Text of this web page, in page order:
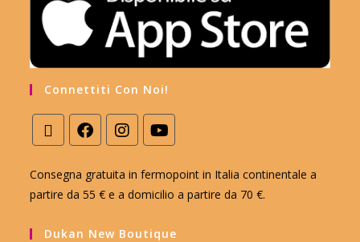
Connettiti Con Noi!
Consegna gratuita in fermopoint in Italia continentale a
partire da 55 € e a domicilio a partire da 70 €.
Dukan New Boutique